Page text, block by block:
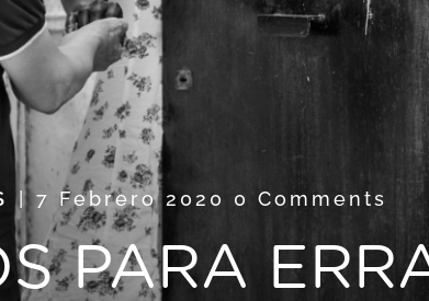
7 Febrero 2020 0 Comments
PARA